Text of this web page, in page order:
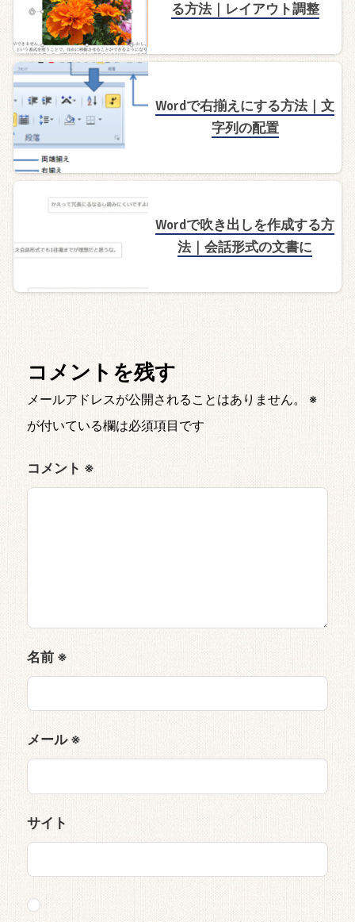
る方法｜レイアウト調整
Wordで右揃えにする方法｜文
字列の配置
Wordで吹き出しを作成する方
法｜会話形式の文書に
コメントを残す
メールアドレスが公開されることはありません。
※
が付いている欄は必須項目です
コメント ※
名前 ※
メール※
サイト